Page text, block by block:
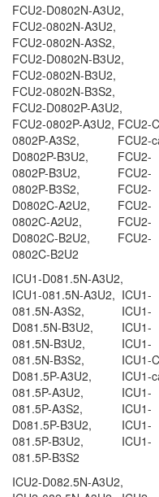
FCU2-D0802N-A3U2,
FCU2-0802N-A3U2,
FCU2-0802N-A3S2,
FCU2-D0802N-B3U2,
FCU2-0802N-B3U2,
FCU2-0802N-B3S2,
FCU2-D0802P-A3U2,
FCU2-0802P-A3U2, FCU2-
0802P-A3S2, FCU2-
D0802P-B3U2, FCU2-
0802P-B3U2, FCU2-
0802P-B3S2, FCU2-
D0802C-A2U2, FCU2-
0802C-A2U2, FCU2-
D0802C-B2U2, FCU2-
0802C-B2U2
ICU1-D081.5N-A3U2,
ICU1-081.5N-A3U2, ICU1-
081.5N-A3S2, ICU1-
D081.5N-B3U2, ICU1-
081.5N-B3U2, ICU1-
081.5N-B3S2, ICU1-
D081.5P-A3U2, ICU1-
081.5P-A3U2, ICU1-
081.5P-A3S2, ICU1-
D081.5P-B3U2, ICU1-
081.5P-B3U2, ICU1-
081.5P-B3S2
ICU2-D082.5N-A3U2,